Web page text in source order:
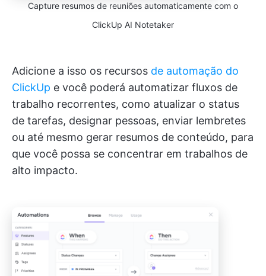
Capture resumos de reuniões automaticamente com o
ClickUp AI Notetaker
Adicione a isso os recursos de automação do
ClickUp e você poderá automatizar fluxos de
trabalho recorrentes, como atualizar o status
de tarefas, designar pessoas, enviar lembretes
ou até mesmo gerar resumos de conteúdo, para
que você possa se concentrar em trabalhos de
alto impacto.